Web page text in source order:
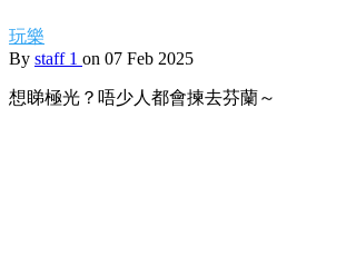
玩樂
By staff 1 on 07 Feb 2025
想睇極光？唔少人都會揀去芬蘭～